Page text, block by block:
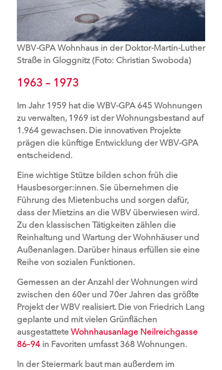
WBV-GPA Wohnhaus in der Doktor-Martin-Luther
Straße in Gloggnitz (Foto: Christian Swoboda)
1963 – 1973
Im Jahr 1959 hat die WBV-GPA 645 Wohnungen
zu verwalten, 1969 ist der Wohnungsbestand auf
1.964 gewachsen. Die innovativen Projekte
prägen die künftige Entwicklung der WBV-GPA
entscheidend.
Eine wichtige Stütze bilden schon früh die
Hausbesorger:innen. Sie übernehmen die
Führung des Mietenbuchs und sorgen dafür,
dass der Mietzins an die WBV überwiesen wird.
Zu den klassischen Tätigkeiten zählen die
Reinhaltung und Wartung der Wohnhäuser und
Außenanlagen. Darüber hinaus erfüllen sie eine
Reihe von sozialen Funktionen.
Gemessen an der Anzahl der Wohnungen wird
zwischen den 60er und 70er Jahren das größte
Projekt der WBV realisiert. Die von Friedrich Lang
geplante und mit vielen Grünflächen
ausgestatteteWohnhausanlage Neilreichgasse
86–94in Favoriten umfasst 368 Wohnungen.
In der Steiermark baut man außerdem im